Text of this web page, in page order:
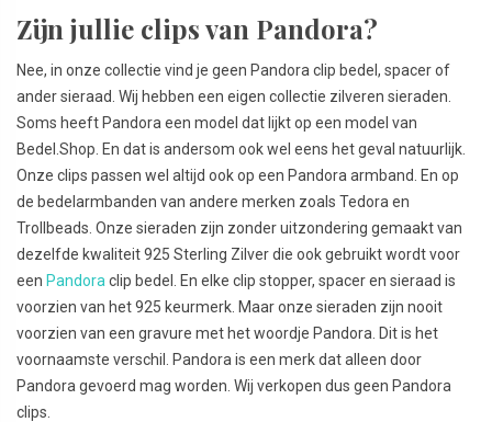
Zijn jullie clips van Pandora?
Nee, in onze collectie vind je geen Pandora clip bedel, spacer of
ander sieraad. Wij hebben een eigen collectie zilveren sieraden.
Soms heeft Pandora een model dat lijkt op een model van
Bedel.Shop. En dat is andersom ook wel eens het geval natuurlijk.
Onze clips passen wel altijd ook op een Pandora armband. En op
de bedelarmbanden van andere merken zoals Tedora en
Trollbeads. Onze sieraden zijn zonder uitzondering gemaakt van
dezelfde kwaliteit 925 Sterling Zilver die ook gebruikt wordt voor
een Pandora clip bedel. En elke clip stopper, spacer en sieraad is
voorzien van het 925 keurmerk. Maar onze sieraden zijn nooit
voorzien van een gravure met het woordje Pandora. Dit is het
voornaamste verschil. Pandora is een merk dat alleen door
Pandora gevoerd mag worden. Wij verkopen dus geen Pandora
clips.